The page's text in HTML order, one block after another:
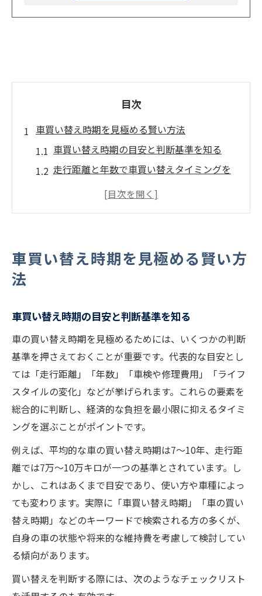
目次
車買い替え時期を見極める賢い方法
車買い替え時期の目安と判断基準を知る
走行距離と年数で車買い替えタイミングを
の利点
経済的に乗り換える車のポイント解説
車買い替えで費用を抑える購入方法の工夫
税金・手数料を考慮した車買い替えのポイ
ント
現車の売却で得する車買い替えのコツ
車買い替えやることリストで無駄を省く
維持費削減に繋がる車の選び方を解説
走行距離が車買い替え判断に与える影響
走行距離から見る車買い替え時期の目安
車買い替えに影響する走行距離のチェック
方法
10万キロ超えた車買い替えのリスクと対策
走行距離と車の価値減少を正しく把握する
車買い替え時期走行距離の実例を紹介
買い替えに迷った時に確認すべき車の価値
車買い替え時期を見極める賢い方
法
車買い替え時期の目安と判断基準を知る
車の買い替え時期を見極めるためには、いくつかの判断
基準を押さえておくことが重要です。代表的な目安とし
ては「走行距離」「年数」「車検や修理費用」「ライフ
スタイルの変化」などが挙げられます。これらの要素を
総合的に判断し、経済的な負担を最小限に抑えるタイミ
ングを選ぶことがポイントです。
例えば、平均的な車の買い替え時期は7〜10年、走行距
離では7万〜10万キロが一つの基準とされています。し
かし、これはあくまで目安であり、使い方や車種によっ
ても変わります。実際に「車買い替え時期」「車の買い
替え時期」などのキーワードで検索される方の多くが、
自身の車の状態や将来的な維持費を考慮して検討してい
る傾向があります。
買い替えを判断する際には、次のようなチェックリスト